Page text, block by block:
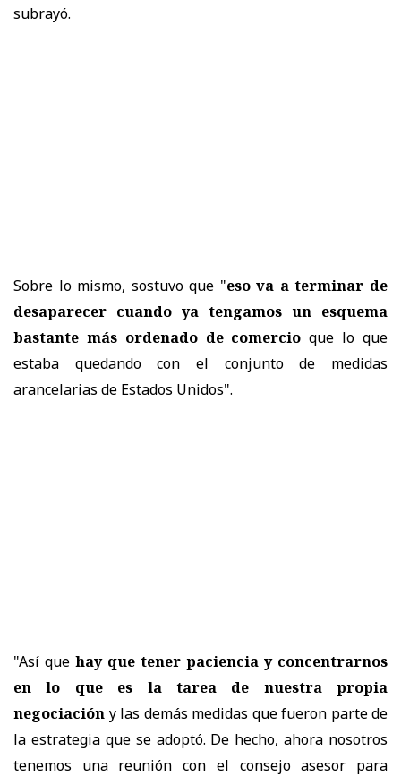
subrayó.
Sobre lo mismo, sostuvo que "eso va a terminar de
desaparecer cuando ya tengamos un esquema
bastante más ordenado de comercio que lo que
estaba quedando con el conjunto de medidas
arancelarias de Estados Unidos".
"Así que hay que tener paciencia y concentrarnos
en lo que es la tarea de nuestra propia
negociación y las demás medidas que fueron parte de
la estrategia que se adoptó. De hecho, ahora nosotros
tenemos una reunión con el consejo asesor para